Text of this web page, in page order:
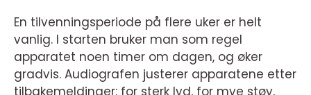
En tilvenningsperiode på flere uker er helt
vanlig. I starten bruker man som regel
apparatet noen timer om dagen, og øker
gradvis. Audiografen justerer apparatene etter
tilbakemeldinger: for sterk lyd, for mye støy,